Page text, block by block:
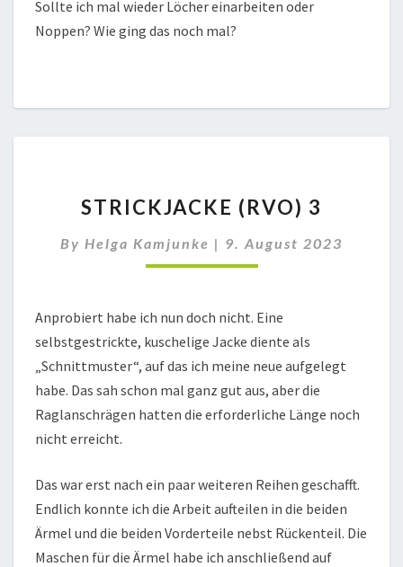
Sollte ich mal wieder Löcher einarbeiten oder
Noppen? Wie ging das noch mal?
(RVO)
STRICKJACKE (RVO) 3
By Helga Kamjunke | 9. August 2023
Anprobiert habe ich nun doch nicht. Eine
selbstgestrickte, kuschelige Jacke diente als
„Schnittmuster“, auf das ich meine neue aufgelegt
habe. Das sah schon mal ganz gut aus, aber die
Raglanschrägen hatten die erforderliche Länge noch
nicht erreicht.
Das war erst nach ein paar weiteren Reihen geschafft.
Endlich konnte ich die Arbeit aufteilen in die beiden
Ärmel und die beiden Vorderteile nebst Rückenteil. Die
Maschen für die Ärmel habe ich anschließend auf